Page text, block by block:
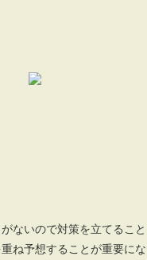
ないので対策を立てること
ね予想することが重要にな